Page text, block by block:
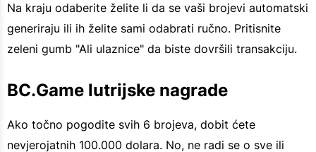
Na kraju odaberite želite li da se vaši brojevi automatski
generiraju ili ih želite sami odabrati ručno. Pritisnite
zeleni gumb "Ali ulaznice" da biste dovršili transakciju.
BC.Game lutrijske nagrade
Ako točno pogodite svih 6 brojeva, dobit ćete
nevjerojatnih 100.000 dolara. No, ne radi se o sve ili